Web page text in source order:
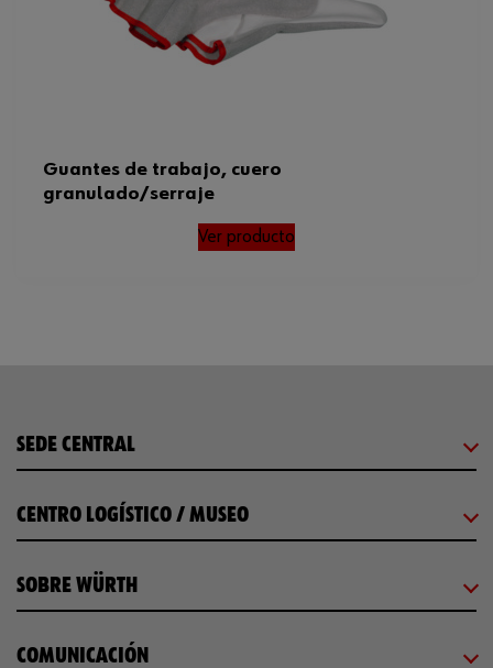
Guantes de trabajo, cuero
granulado/serraje
Ver producto
SEDE CENTRAL
CENTRO LOGÍSTICO / MUSEO
SOBRE WÜRTH
COMUNICACIÓN